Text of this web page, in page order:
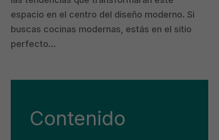
espacio en el centro del diseño moderno. Si
buscas cocinas modernas, estás en el sitio
perfecto…
Contenido